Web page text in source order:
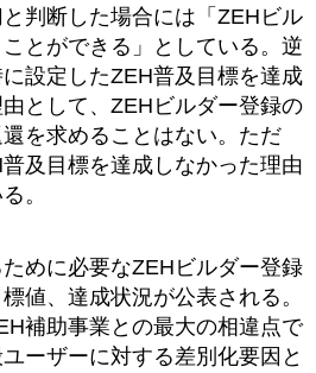
判断した場合には「ZEHビル
とができる」としている。逆
設定したZEH普及目標を達成
として、ZEHビルダー登録の
を求めることはない。ただ
及目標を達成しなかった理由
。
めに必要なZEHビルダー登録
値、達成状況が公表される。
補助事業との最大の相違点で
ーザーに対する差別化要因と